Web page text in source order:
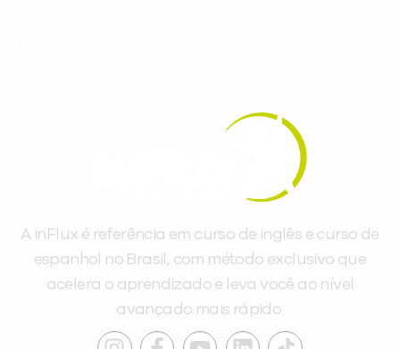
A inFlux é referência em curso de inglês e curso de
espanhol no Brasil, com método exclusivo que
acelera o aprendizado e leva você ao nível
avançado mais rápido.